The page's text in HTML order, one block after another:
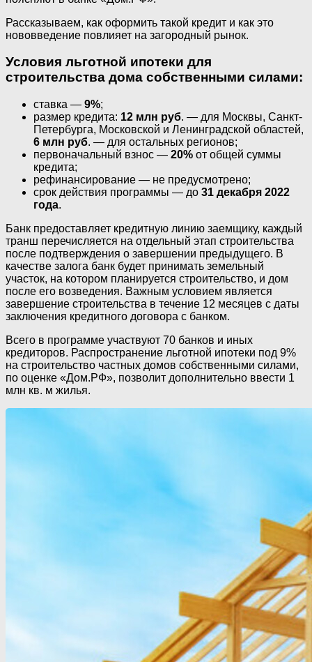
Рассказываем, как оформить такой кредит и как это
нововведение повлияет на загородный рынок.
Условия льготной ипотеки для
строительства дома собственными силами:
ставка — 9%;
размер кредита: 12 млн руб. — для Москвы, Санкт-
Петербурга, Московской и Ленинградской областей,
6 млн руб. — для остальных регионов;
первоначальный взнос — 20% от общей суммы
кредита;
рефинансирование — не предусмотрено;
срок действия программы — до 31 декабря 2022
года.
Банк предоставляет кредитную линию заемщику, каждый
транш перечисляется на отдельный этап строительства
после подтверждения о завершении предыдущего. В
качестве залога банк будет принимать земельный
участок, на котором планируется строительство, и дом
после его возведения. Важным условием является
завершение строительства в течение 12 месяцев с даты
заключения кредитного договора с банком.
Всего в программе участвуют 70 банков и иных
кредиторов. Распространение льготной ипотеки под 9%
на строительство частных домов собственными силами,
по оценке «Дом.РФ», позволит дополнительно ввести 1
млн кв. м жилья.